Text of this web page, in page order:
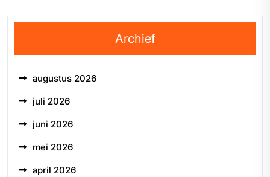
Archief
augustus 2026
juli 2026
juni 2026
mei 2026
april 2026